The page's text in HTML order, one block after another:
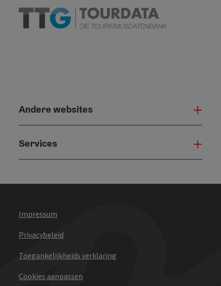
Andere websites
Services
Impressum
Privacybeleid
Toegankelijkheids verklaring
Cookies aanpassen